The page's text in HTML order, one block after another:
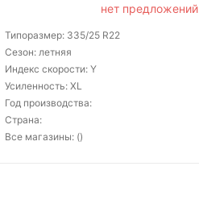
нет предложений
Типоразмер: 335/25 R22
Сезон: летняя
Индекс скорости: Y
Усиленность: XL
Год производства:
Страна:
Все магазины: ()